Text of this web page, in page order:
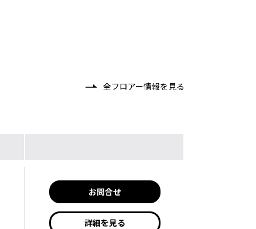
全フロアー情報を見る
お問合せ
詳細を見る